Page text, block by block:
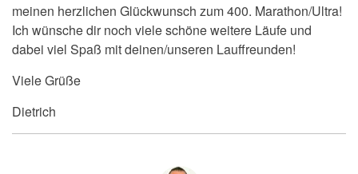
meinen herzlichen Glückwunsch zum 400. Marathon/Ultra!
Ich wünsche dir noch viele schöne weitere Läufe und
dabei viel Spaß mit deinen/unseren Lauffreunden!
Viele Grüße
Dietrich